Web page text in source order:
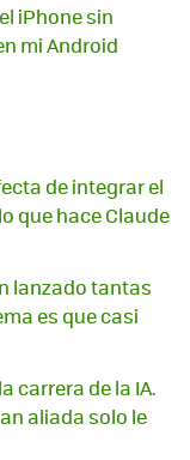
iPhone sin
mi Android
de integrar el
que hace Claude
lanzado tantas
es que casi
carrera de la IA.
aliada solo le